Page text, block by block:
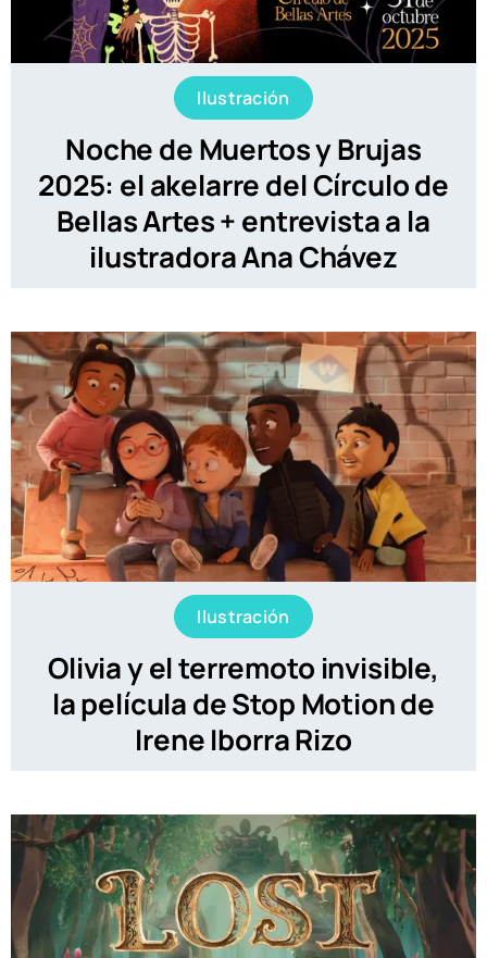
Ilustración
Noche de Muertos y Brujas
2025: el akelarre del Círculo de
Bellas Artes + entrevista a la
ilustradora Ana Chávez
Ilustración
Olivia y el terremoto invisible,
la película de Stop Motion de
Irene Iborra Rizo